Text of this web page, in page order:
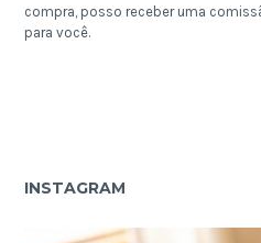
compra, posso receber uma
para você.
INSTAGRAM